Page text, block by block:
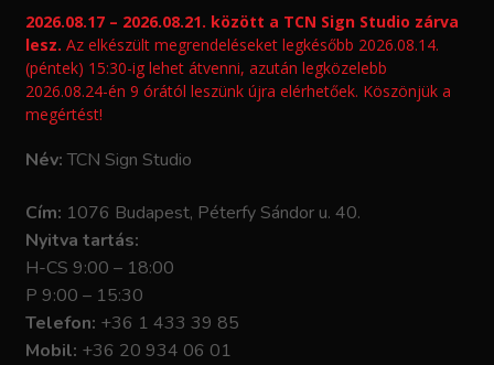
Kapcsolat
2026.08.17 – 2026.08.21. között a TCN Sign Studio zárva
lesz. Az elkészült megrendeléseket legkésőbb 2026.08.14.
(péntek) 15:30-ig lehet átvenni, azután legközelebb
2026.08.24-én 9 órától leszünk újra elérhetőek. Köszönjük a
megértést!
Név:TCN Sign Studio
Cím: 1076 Budapest, Péterfy Sándor u. 40.
Nyitva tartás:
H-CS 9:00 – 18:00
P 9:00 – 15:30
Telefon: +36 1 433 39 85
Mobil: +36 20 934 06 01